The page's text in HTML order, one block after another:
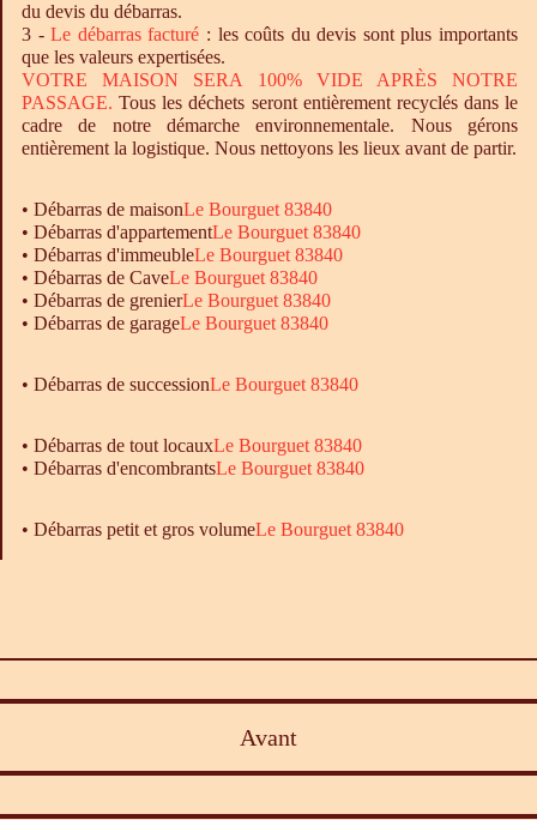
du devis du débarras.
3 -Le débarrasfacturé : les coûts du devis sont plus importants
que les valeurs expertisées.
VOTRE MAISON SERA 100% VIDE APRÈS NOTRE
PASSAGE. Tous les déchets seront entièrement recyclés dans le
cadre de notre démarche environnementale. Nous gérons
entièrement la logistique. Nous nettoyons les lieux avant de partir.
• Débarras de maisonLe Bourguet 83840
• Débarras d'appartementLe Bourguet 83840
• Débarras d'immeubleLe Bourguet 83840
• Débarras de CaveLe Bourguet 83840
• Débarras de grenierLe Bourguet 83840
• Débarras de garageLe Bourguet 83840
• Débarras de successionLe Bourguet 83840
• Débarras de tout locauxLe Bourguet 83840
• Débarras d'encombrantsLe Bourguet 83840
• Débarras petit et gros volumeLe Bourguet 83840
Avant